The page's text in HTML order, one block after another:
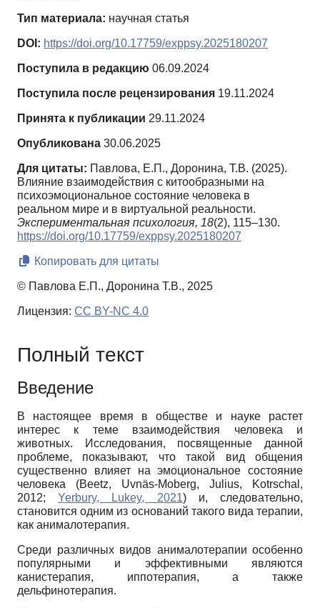
Тип материала: научная статья
DOI: https://doi.org/10.17759/exppsy.2025180207
Поступила в редакцию 06.09.2024
Поступила после рецензирования 19.11.2024
Принята к публикации 29.11.2024
Опубликована 30.06.2025
Для цитаты: Павлова, Е.П., Доронина, Т.В. (2025).
Влияние взаимодействия с китообразными на
психоэмоциональное состояние человека в
реальном мире и в виртуальной реальности.
Экспериментальная психология, 18(2), 115–130.
https://doi.org/10.17759/exppsy.2025180207
Копировать для цитаты
© Павлова Е.П., Доронина Т.В., 2025
Лицензия: CC BY-NC 4.0
Полный текст
Введение
В настоящее время в обществе и науке растет
интерес к теме взаимодействия человека и
животных. Исследования, посвященные данной
проблеме, показывают, что такой вид общения
существенно влияет на эмоциональное состояние
человека (Beetz, Uvnäs-Moberg, Julius, Kotrschal,
2012;Yerbury, Lukey, 2021) и, следовательно,
становится одним из оснований такого вида терапии,
как анималотерапия.
Среди различных видов анималотерапии особенно
популярными и эффективными являются
канистерапия, иппотерапия, а также
дельфинотерапия.